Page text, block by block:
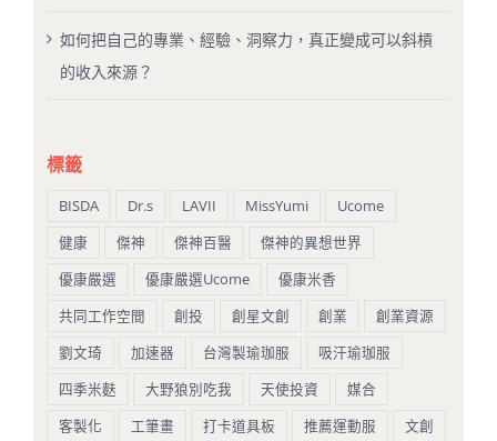
如何把自己的專業、經驗、洞察力，真正變成可以斜槓
的收入來源？
標籤
BISDA Dr.s LAVII MissYumi
Ucome
健康
傑神 傑神百醫
傑神的異想世界
優康嚴選
優康嚴選Ucome
優康米香
共同工作空間
創投 創星文創 創業
創業資源
劉文琦
加速器 台灣製瑜珈服
吸汗瑜珈服
四季米麩
大野狼別吃我 天使投資
媒合
客製化
工筆畫 打卡道具板 推薦運動服 文創